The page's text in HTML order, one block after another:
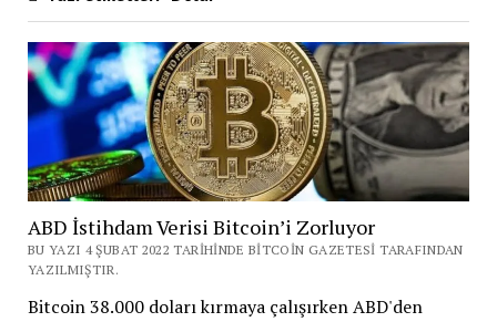
ABD İstihdam Verisi Bitcoin’i Zorluyor
BU YAZI 4 ŞUBAT 2022 TARIHINDE BITCOIN GAZETESI TARAFINDAN
YAZILMIŞTIR.
Bitcoin 38.000 doları kırmaya çalışırken ABD'den